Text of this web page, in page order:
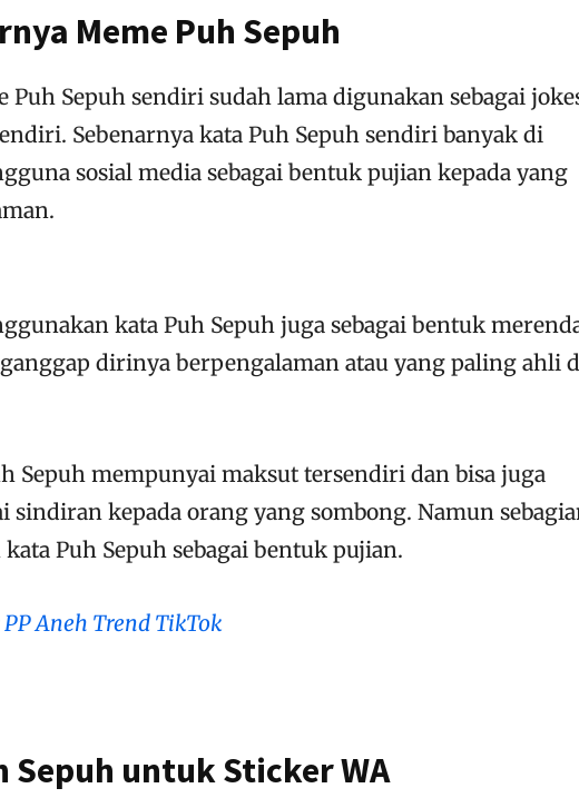
Meme Puh Sepuh
Puh Sepuh sendiri sudah lama digunakan sebagai
Sebenarnya kata Puh Sepuh sendiri banyak di
sosial media sebagai bentuk pujian kepada yang
kata Puh Sepuh juga sebagai bentuk
dirinya berpengalaman atau yang paling ahli
Sepuh mempunyai maksut tersendiri dan bisa juga
sindiran kepada orang yang sombong. Namun
Puh Sepuh sebagai bentuk pujian.
PP Aneh Trend TikTok
Sepuh untuk Sticker WA